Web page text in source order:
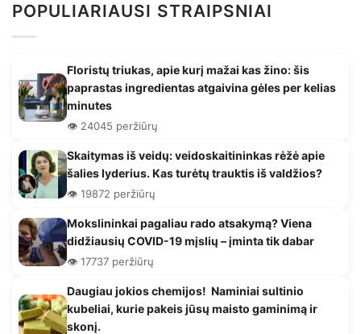
POPULIARIAUSI STRAIPSNIAI
Floristų triukas, apie kurį mažai kas žino: šis
paprastas ingredientas atgaivina gėles per kelias
minutes
👁️ 24045 peržiūrų
Skaitymas iš veidų: veidoskaitininkas rėžė apie
šalies lyderius. Kas turėtų trauktis iš valdžios?
👁️ 19872 peržiūrų
Mokslininkai pagaliau rado atsakymą? Viena
didžiausių COVID-19 mįslių – įminta tik dabar
👁️ 17737 peržiūrų
Daugiau jokios chemijos! Naminiai sultinio
kubeliai, kurie pakeis jūsų maisto gaminimą ir
skonį.